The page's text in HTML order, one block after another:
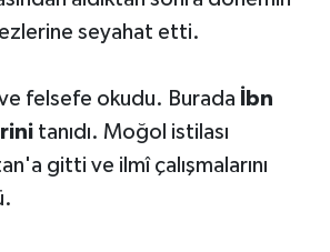
seyahat etti.
ve felsefe okudu. Burada
İbn
tanıdı. Moğol istilası
gitti ve ilmî çalışmalarını